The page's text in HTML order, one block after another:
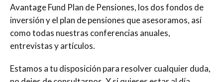
Avantage Fund Plan de Pensiones, los dos fondos de
inversión y el plan de pensiones que asesoramos, así
como todas nuestras conferencias anuales,
entrevistas y artículos.
Estamos a tu disposición para resolver cualquier duda,